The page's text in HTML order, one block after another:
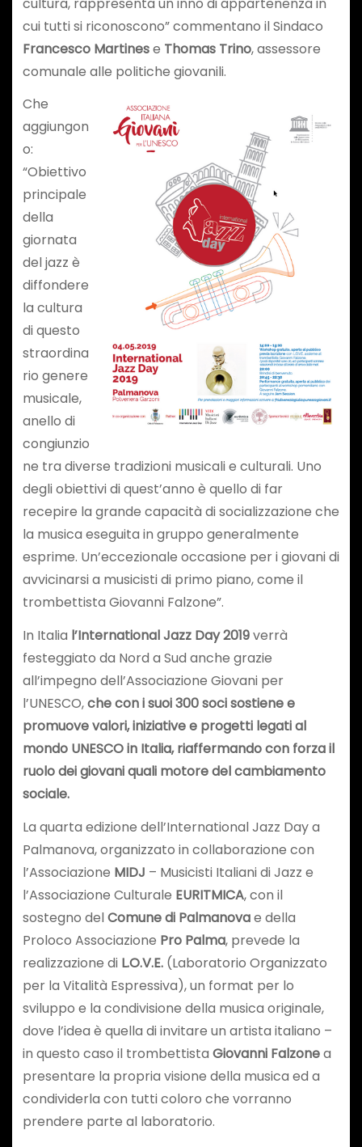
cui tutti si riconoscono” commentano il Sindaco
Francesco Martinese Thomas Trino, assessore
comunale alle politiche giovanili.
Che
aggiungon
o:
“Obiettivo
principale
della
giornata
del jazz è
diffondere
la cultura
di questo
straordina
rio genere
musicale,
anello di
congiunzio
ne tra diverse tradizioni musicali e culturali. Uno
degli obiettivi di quest’anno è quello di far
recepire la grande capacità di socializzazione che
la musica eseguita in gruppo generalmente
esprime. Un’eccezionale occasione per i giovani di
avvicinarsi a musicisti di primo piano, come il
trombettista Giovanni Falzone”.
In Italia l’International Jazz Day 2019verrà
festeggiato da Nord a Sud anche grazie
all’impegno dell’Associazione Giovani per
l’UNESCO,che con i suoi 300 soci sostiene e
promuove valori, iniziative e progetti legati al
mondo UNESCO in Italia, riaffermando con forza il
ruolo dei giovani quali motore del cambiamento
sociale.
La quarta edizione dell’International Jazz Day a
Palmanova, organizzato in collaborazione con
l’Associazione MIDJ – Musicisti Italiani di Jazz e
l’Associazione Culturale EURITMICA, con il
sostegno delComune di Palmanovae della
Proloco Associazione Pro Palma, prevede la
realizzazione diL.O.V.E.(Laboratorio Organizzato
per la Vitalità Espressiva), un format per lo
sviluppo e la condivisione della musica originale,
dove l’idea è quella di invitare un artista italiano –
in questo caso il trombettista Giovanni Falzonea
presentare la propria visione della musica ed a
condividerla con tutti coloro che vorranno
prendere parte al laboratorio.